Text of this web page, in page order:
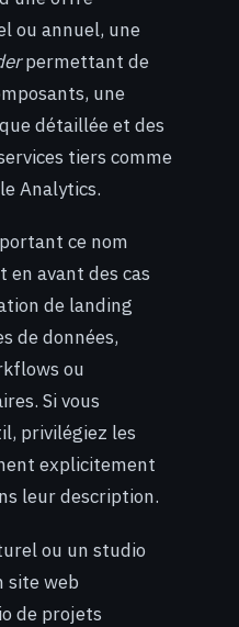
ou annuel, une
permettant de
une
détaillée et des
tiers comme
Analytics.
ce nom
avant des cas
de landing
de données,
ou
Si vous
privilégiez les
explicitement
leur description.
ou un studio
site web
de projets